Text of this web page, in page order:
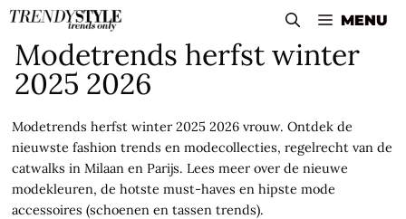
Skip
content
MENU
Modetrends herfst winter
2025 2026
Modetrends herfst winter 2025 2026 vrouw. Ontdek de
nieuwste fashion trends en modecollecties, regelrecht van de
catwalks in Milaan en Parijs. Lees meer over de nieuwe
modekleuren, de hotste must-haves en hipste mode
accessoires (schoenen en tassen trends).